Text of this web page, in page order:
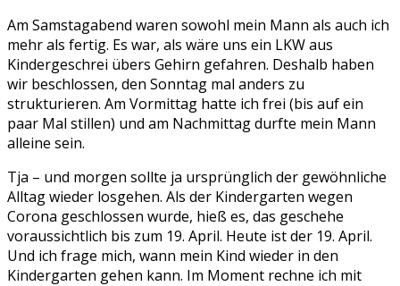
Am Samstagabend waren sowohl mein Mann als auch ich
mehr als fertig. Es war, als wäre uns ein LKW aus
Kindergeschrei übers Gehirn gefahren. Deshalb haben
wir beschlossen, den Sonntag mal anders zu
strukturieren. Am Vormittag hatte ich frei (bis auf ein
paar Mal stillen) und am Nachmittag durfte mein Mann
alleine sein.
Tja – und morgen sollte ja ursprünglich der gewöhnliche
Alltag wieder losgehen. Als der Kindergarten wegen
Corona geschlossen wurde, hieß es, das geschehe
voraussichtlich bis zum 19. April. Heute ist der 19. April.
Und ich frage mich, wann mein Kind wieder in den
Kindergarten gehen kann. Im Moment rechne ich mit